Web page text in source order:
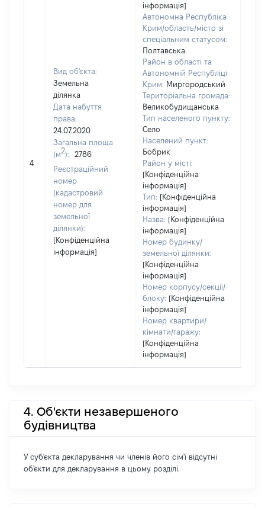
4
Вид об'єкта:
Земельна
ділянка
Дата набуття
права:
24.07.2020
Загальна площа
(м2):
2786
Реєстраційний
номер
(кадастровий
номер для
земельної
ділянки):
[Конфіденційна
інформація]
інформація]
Автономна Республіка
Крим/область/місто зі
спеціальним статусом:
Полтавська
Район в області та
Автономній Республіці
Крим: Миргородський
Територіальна громада:
Великобудищанська
Тип населеного пункту:
Село
Населений пункт:
Бобрик
Район у місті:
[Конфіденційна
інформація]
Тип: [Конфіденційна
інформація]
Назва: [Конфіденційна
інформація]
Номер будинку/
земельної ділянки:
[Конфіденційна
інформація]
Номер корпусу/секції/
блоку: [Конфіденційна
інформація]
Номер квартири/
кімнати/гаражу:
[Конфіденційна
інформація]
4. Об'єкти незавершеного
будівництва
У суб'єкта декларування чи членів його сім'ї відсутні
об'єкти для декларування в цьому розділі.